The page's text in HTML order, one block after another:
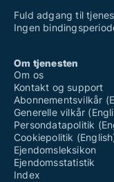
Fuld adgang til
Ingen
Om tjenesten
Om os
Kontakt og support
Abonnementsvilkår
Generelle vilkår
Persondatapolitik
Cookiepolitik
Ejendomsleksikon
Ejendomsstatistik
Index